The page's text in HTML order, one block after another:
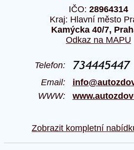
IČO: 28964314
Kraj: Hlavní město
Kamýcka 40/7,
Odkaz na MAPU
Telefon:
Email:
WWW:
Zobrazit kompletní